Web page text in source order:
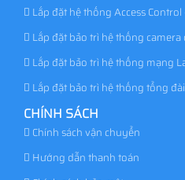
Lắp đặt hệ thống Access
Lắp đặt bảo trì hệ thống camera
Lắp đặt bảo trì hệ thống mạng
Lắp đặt bảo trì hệ thống tổng
CHÍNH SÁCH
Chính sách vận chuyển
Hướng dẫn thanh toán